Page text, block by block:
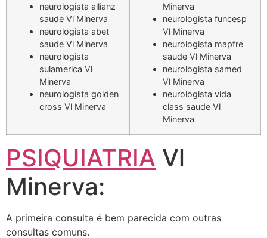
neurologista allianz
saude Vl Minerva
neurologista abet
saude Vl Minerva
neurologista
sulamerica Vl
Minerva
neurologista golden
cross Vl Minerva
Minerva
neurologista funcesp
Vl Minerva
neurologista mapfre
saude Vl Minerva
neurologista samed
Vl Minerva
neurologista vida
class saude Vl
Minerva
PSIQUIATRIA Vl
Minerva:
A primeira consulta é bem parecida com outras
consultas comuns.